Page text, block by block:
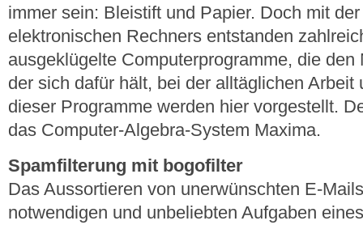
immer sein: Bleistift und Papier. Doch mit
elektronischen Rechners entstanden
ausgeklügelte Computerprogramme, die
der sich dafür hält, bei der alltäglichen Arbeit
dieser Programme werden hier vorgestellt.
das Computer-Algebra-System Maxima.
Spamfilterung mit bogofilter
Das Aussortieren von unerwünschten E-
notwendigen und unbeliebten Aufgaben